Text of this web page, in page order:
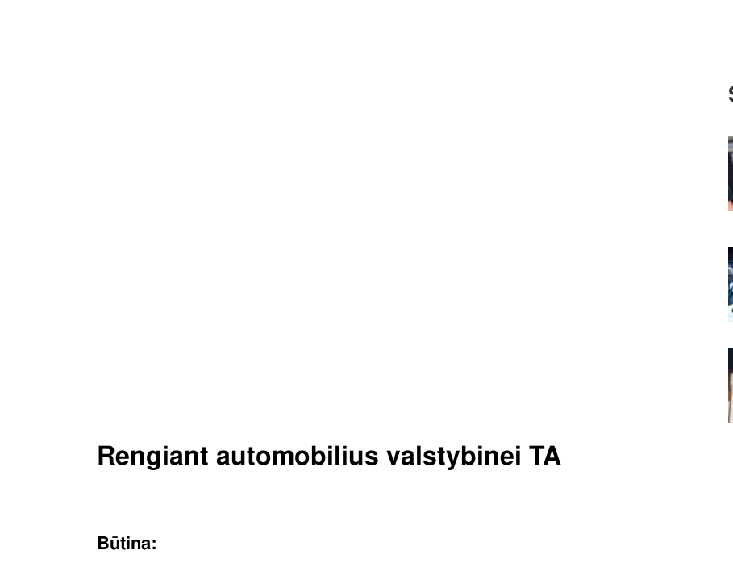
Rengiant automobilius valstybinei TA
Būtina: